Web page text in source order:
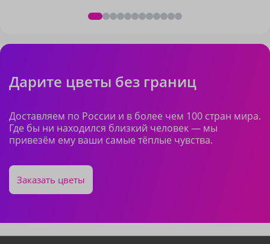
Дарите цветы без границ
Доставляем по России и в более чем 100 стран мира.
Где бы ни находился близкий человек — мы
привезём ему ваши самые тёплые чувства.
Заказать цветы